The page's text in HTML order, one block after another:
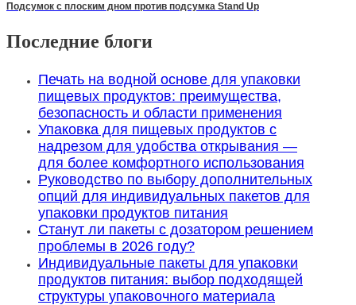
Подсумок с плоским дном против подсумка Stand Up
Последние блоги
Печать на водной основе для упаковки
пищевых продуктов: преимущества,
безопасность и области применения
Упаковка для пищевых продуктов с
надрезом для удобства открывания —
для более комфортного использования
Руководство по выбору дополнительных
опций для индивидуальных пакетов для
упаковки продуктов питания
Станут ли пакеты с дозатором решением
проблемы в 2026 году?
Индивидуальные пакеты для упаковки
продуктов питания: выбор подходящей
структуры упаковочного материала